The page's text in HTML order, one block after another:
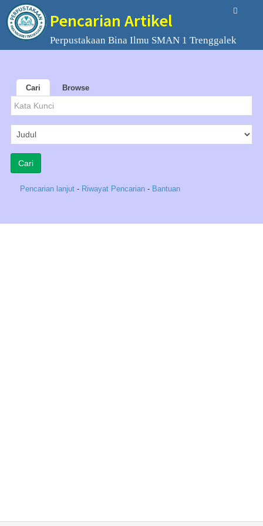
Pencarian Artikel
Perpustakaan Bina Ilmu SMAN 1 Trenggalek
Cari Browse
Pencarian lanjut - Riwayat Pencarian - Bantuan